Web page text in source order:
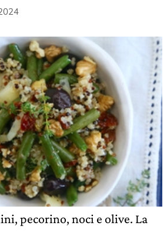
pecorino, noci e olive. La